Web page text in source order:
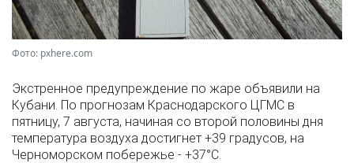
Фото: pxhere.com
Экстренное предупреждение по жаре объявили на
Кубани. По прогнозам Краснодарского ЦГМС в
пятницу, 7 августа, начиная со второй половины дня
температура воздуха достигнет +39 градусов, на
Черноморском побережье - +37°­С.